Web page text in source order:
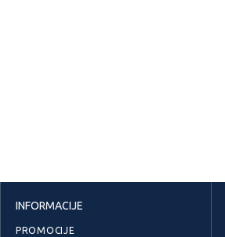
INFORMACIJE
PROMOCIJE